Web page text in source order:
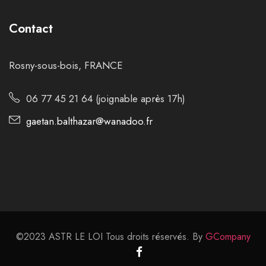
Contact
Rosny-sous-bois, FRANCE
06 77 45 21 64 (joignable après 17h)
gaetan.balthazar@wanadoo.fr
©2023 ASTR LE LOI Tous droits réservés. By GCompany